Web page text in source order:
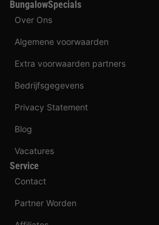
BungalowSpecials
Over Ons
Algemene voorwaarden
Extra voorwaarden partners
Bedrijfsgegevens
Privacy Statement
Blog
Vacatures
Service
Contact
Partner Worden